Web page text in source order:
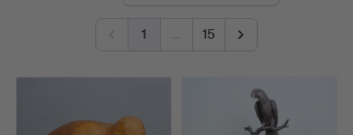
1 … 15